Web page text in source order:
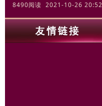
8490阅读 2021-10-26